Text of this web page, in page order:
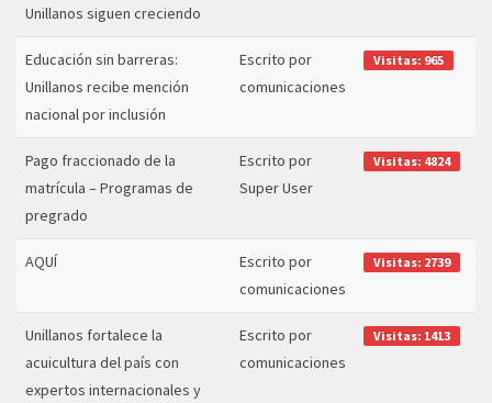
Unillanos siguen creciendo
Educación sin barreras:
Unillanos recibe mención
nacional por inclusión
Escrito por
comunicaciones
Visitas: 965
Pago fraccionado de la
matrícula – Programas de
pregrado
Escrito por
Super User
Visitas: 4824
AQUÍ
Escrito por
comunicaciones
Visitas: 2739
Unillanos fortalece la
acuicultura del país con
expertos internacionales y
Escrito por
comunicaciones
Visitas: 1413